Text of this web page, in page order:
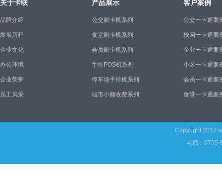
关于卡联
品牌介绍
发展历程
企业文化
办公环境
企业荣誉
员工风采
产品展示
公交刷卡机系列
食堂刷卡机系列
会员刷卡机系列
手持POS机系列
停车场手持机系列
城市小额收费系列
客户案例
公交一卡通案
校园一卡通案
企业一卡通案
小区一卡通案
会员一卡通案
食堂一卡通案
Copyright 2017
电话：